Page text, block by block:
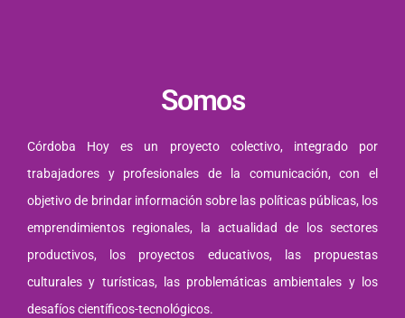
Somos
Córdoba Hoy es un proyecto colectivo, integrado por
trabajadores y profesionales de la comunicación, con el
objetivo de brindar información sobre las políticas públicas, los
emprendimientos regionales, la actualidad de los sectores
productivos, los proyectos educativos, las propuestas
culturales y turísticas, las problemáticas ambientales y los
desafíos científicos-tecnológicos.